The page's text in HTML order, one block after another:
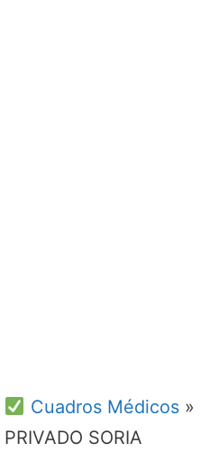
Cuadros Médicos»
PRIVADO SORIA